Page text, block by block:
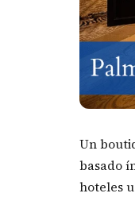
Un
basado
hoteles